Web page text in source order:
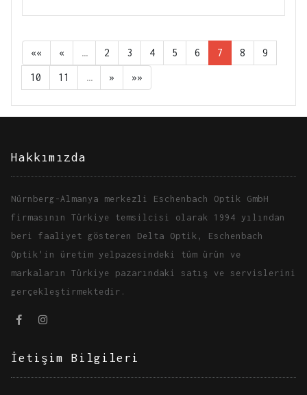
«« « … 2 3 4 5 6 7 8 9
10 11 … » »»
Hakkımızda
Nürnberg-Almanya merkezli Eschenbach Optik GmbH
firmasının Türkiye temsilcisi olarak 1994 yılından
beri faaliyet gösteren Delta Optik, Eschenbach
Optik'in üretim yelpazesindeki tüm ürün ve
markaların Türkiye pazarındaki satış ve servislerini
gerçekleştirmektedir.
İetişim Bilgileri